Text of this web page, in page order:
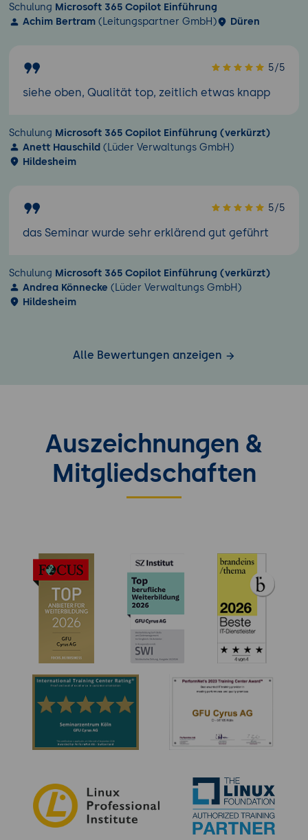
Schulung Microsoft 365 Copilot Einführung
Achim Bertram (Leitungspartner GmbH) Düren
5/5
siehe oben, Qualität top, zeitlich etwas knapp
Schulung Microsoft 365 Copilot Einführung (verkürzt)
Anett Hauschild (Lüder Verwaltungs GmbH)
Hildesheim
5/5
das Seminar wurde sehr erklärend gut geführt
Schulung Microsoft 365 Copilot Einführung (verkürzt)
Andrea Könnecke (Lüder Verwaltungs GmbH)
Hildesheim
Alle Bewertungen anzeigen
Auszeichnungen &
Mitgliedschaften